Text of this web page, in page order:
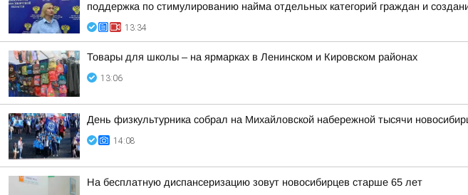
поддержка по стимулированию найма отдельных категорий граждан и
13:34
Товары для школы – на ярмарках в Ленинском и Кировском районах
13:06
День физкультурника собрал на Михайловской набережной тысячи
14:08
На бесплатную диспансеризацию зовут новосибирцев старше 65 лет